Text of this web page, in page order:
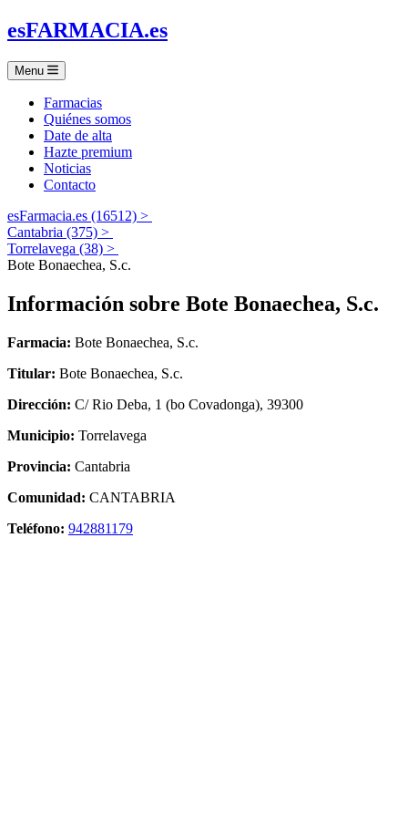
esFARMACIA.es
Menu
Farmacias
Quiénes somos
Date de alta
Hazte premium
Noticias
Contacto
esFarmacia.es (16512) >
Cantabria (375) >
Torrelavega (38) >
Bote Bonaechea, S.c.
Información sobre Bote Bonaechea, S.c.
Farmacia: Bote Bonaechea, S.c.
Titular: Bote Bonaechea, S.c.
Dirección: C/ Rio Deba, 1 (bo Covadonga), 39300
Municipio: Torrelavega
Provincia: Cantabria
Comunidad: CANTABRIA
Teléfono: 942881179